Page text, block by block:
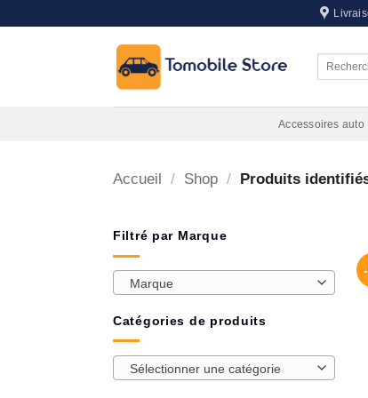
au
Accessoires auto
Accueil / Shop / Produits
Filtré par Marque
Marque
Catégories de produits
Sélectionner une catégorie